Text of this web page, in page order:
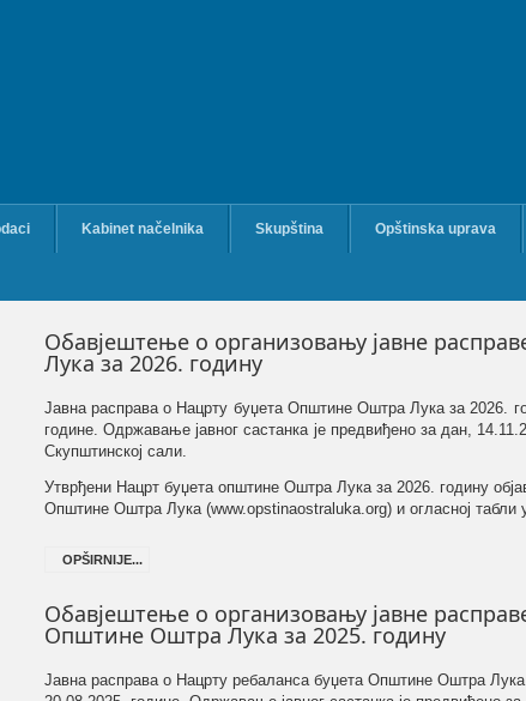
Kabinet načelnika Skupština Opštinska uprava
Обавјештење о организовању јавне
Лука за 2026. годину
Јавна расправа о Нацрту буџета Општине Оштра Лука за 2026.
године. Одржавање јавног састанка је предвиђено за дан,
Скупштинској сали.
Утврђени Нацрт буџета општине Оштра Лука за 2026. годину
Општине Оштра Лука (www.opstinaostraluka.org) и огласној
OPŠIRNIJE...
Обавјештење о организовању јавне
Општине Оштра Лука за 2025. годину
Јавна расправа о Нацрту ребаланса буџета Општине Оштра